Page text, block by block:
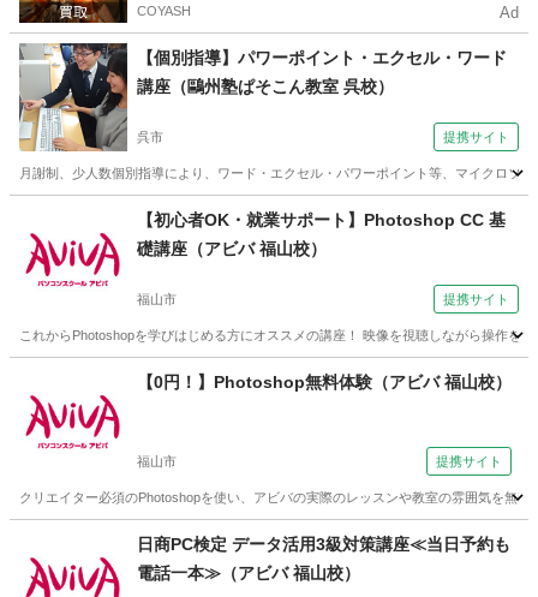
COYASH Ad
【個別指導】パワーポイント・エクセル・ワード
講座（鷗州塾ぱそこん教室 呉校）
呉市 提携サイト
月謝制、少人数個別指導により、ワード・エクセル・パワーポイント等、マイクロソ
その他
【初心者OK・就業サポート】Photoshop CC 基
礎講座（アビバ 福山校）
福山市 提携サイト
これからPhotoshopを学びはじめる方にオススメの講座！ 映像を視聴しながら操作を
Photoshop
【0円！】Photoshop無料体験（アビバ 福山校）
福山市 提携サイト
クリエイター必須のPhotoshopを使い、アビバの実際のレッスンや教室の雰囲気を無
その他
日商PC検定 データ活用3級対策講座≪当日予約も
電話一本≫（アビバ 福山校）